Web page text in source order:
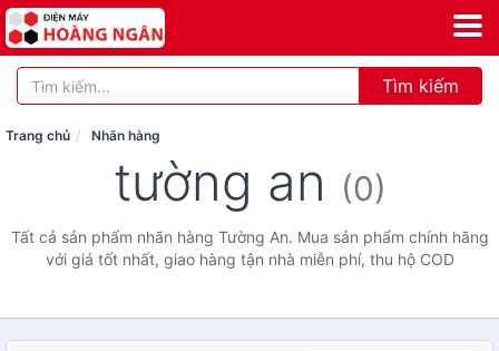
Tìm kiếm
Trang chủ Nhãn hàng
tường an (0)
Tất cả sản phẩm nhãn hàng Tường An. Mua sản phẩm chính hãng
với giá tốt nhất, giao hàng tận nhà miễn phí, thu hộ COD